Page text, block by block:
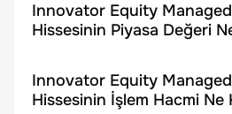
Innovator Equity
Hissesinin Piyasa Değeri
Innovator Equity
Hissesinin İşlem Hacmi Ne